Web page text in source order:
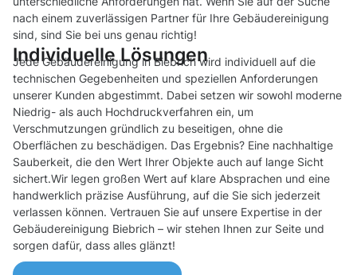
nach einem zuverlässigen Partner für Ihre Gebäudereinigung
sind, sind Sie bei uns genau richtig!
Individuelle Lösungen
Jede Gebäudereinigung in Biebrich wird individuell auf die
technischen Gegebenheiten und speziellen Anforderungen
unserer Kunden abgestimmt. Dabei setzen wir sowohl moderne
Niedrig- als auch Hochdruckverfahren ein, um
Verschmutzungen gründlich zu beseitigen, ohne die
Oberflächen zu beschädigen. Das Ergebnis? Eine nachhaltige
Sauberkeit, die den Wert Ihrer Objekte auch auf lange Sicht
sichert.Wir legen großen Wert auf klare Absprachen und eine
handwerklich präzise Ausführung, auf die Sie sich jederzeit
verlassen können. Vertrauen Sie auf unsere Expertise in der
Gebäudereinigung Biebrich – wir stehen Ihnen zur Seite und
sorgen dafür, dass alles glänzt!